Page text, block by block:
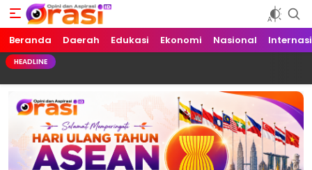
Orasi.ID
Opini dan Aspirasi!
Beranda Daerah Edukasi Ekonomi Nasional
HEADLINE